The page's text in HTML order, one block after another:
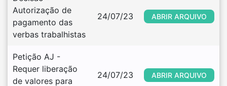
Autorização de
pagamento das
verbas trabalhistas
24/07/23 ABRIR ARQUIVO
Petição AJ -
Requer liberação
de valores para
24/07/23 ABRIR ARQUIVO